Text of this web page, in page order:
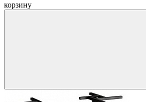
корзину